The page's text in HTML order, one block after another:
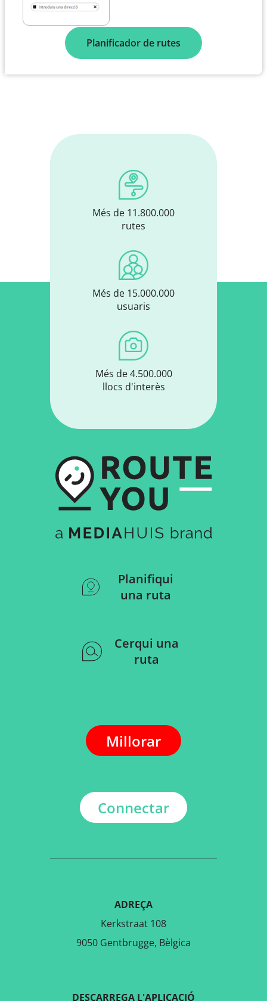
Planificador de rutes
Més de 11.800.000
rutes
Més de 15.000.000
usuaris
Més de 4.500.000
llocs d'interès
Planifiqui
una ruta
Cerqui una
ruta
Millorar
Connectar
ADREÇA
Kerkstraat 108
9050 Gentbrugge, Bèlgica
DESCARREGA L'APLICACIÓ